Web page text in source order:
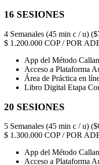
16 SESIONES
4 Semanales (45 min c / u)
$ 1.200.000 COP / POR
App del Método Callan
Acceso a Plataforma
Área de Práctica en
Libro Digital Etapa
20 SESIONES
5 Semanales (45 min c / u)
$ 1.300.000 COP / POR
App del Método Callan
Acceso a Plataforma